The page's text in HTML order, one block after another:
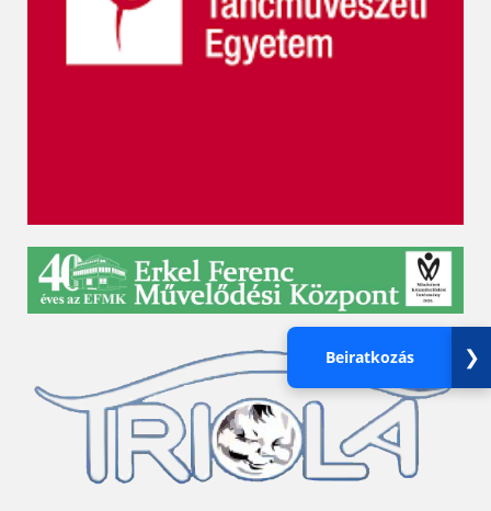
Beiratkozás ❯